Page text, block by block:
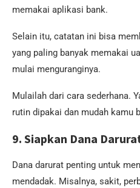
memakai aplikasi bank.
Selain itu, catatan ini bisa
yang paling banyak memakai
mulai menguranginya.
Mulailah dari cara sederhana.
rutin dipakai dan mudah kamu
9. Siapkan Dana
Dana darurat penting untuk
mendadak. Misalnya, sakit,